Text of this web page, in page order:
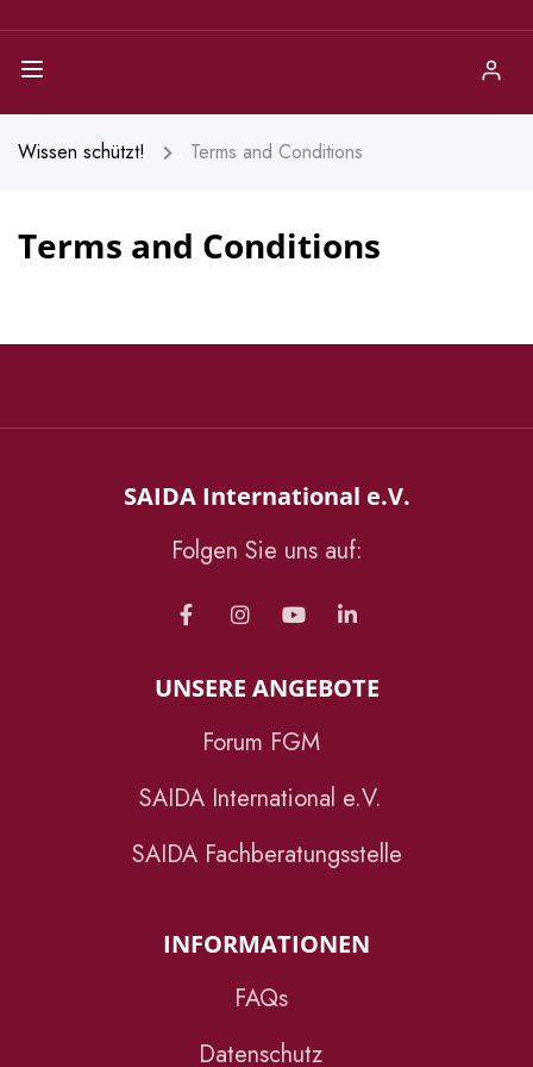
Wissen schützt! Terms and Conditions
Terms and Conditions
SAIDA International e.V.
Folgen Sie uns auf:
UNSERE ANGEBOTE
Forum FGM
SAIDA International e.V.
SAIDA Fachberatungsstelle
INFORMATIONEN
FAQs
Datenschutz